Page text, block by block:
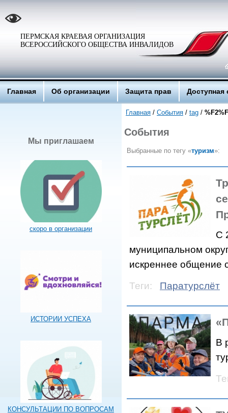
ПЕРМСКАЯ КРАЕВАЯ ОРГАНИЗАЦИЯ
ВСЕРОССИЙСКОГО ОБЩЕСТВА ИНВАЛИДОВ
Главная Об организации Защита прав Доступная
Мы приглашаем
скоро в организации
ИСТОРИИ УСПЕХА
КОНСУЛЬТАЦИИ ПО ВОПРОСАМ
Главная / События / tag /
События
Выбранные по тегу «туризм»:
С
муниципальном
искреннее общение
Теги:
Паратурслёт
В